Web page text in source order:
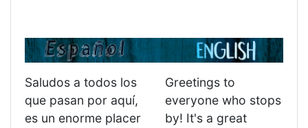
Saludos a todos los
que pasan por aquí,
es un enorme placer
Greetings to
everyone who stops
by! It's a great